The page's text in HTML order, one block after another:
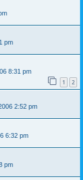
pm
8:31 pm
1 2
2:52 pm
6:32 pm
pm